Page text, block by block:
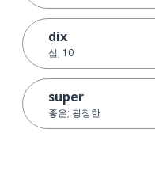
dix
십; 10
super
좋은; 굉장한